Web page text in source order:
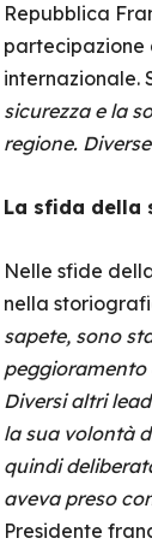
Repubblica
partecipazione
internazionale.
sicurezza e la
regione.
La sfida della
Nelle sfide
nella
sapete, sono
peggioramento
Diversi altri
la sua volontà
quindi
aveva preso
Presidente